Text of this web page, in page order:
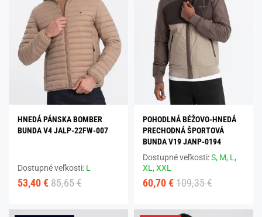
HNEDÁ PÁNSKA BOMBER
BUNDA V4 JALP-22FW-007
Dostupné veľkosti: L
53,40 € 85,65 €
POHODLNÁ BÉŽOVO-HNEDÁ
PRECHODNÁ ŠPORTOVÁ
BUNDA V19 JANP-0194
Dostupné veľkosti:S, M, L,
XL,XXL
60,70 € 109,35 €